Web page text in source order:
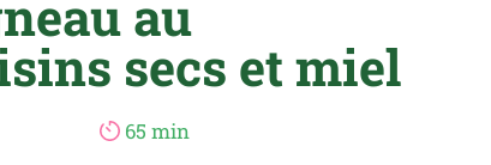
au
secs et miel
65 min